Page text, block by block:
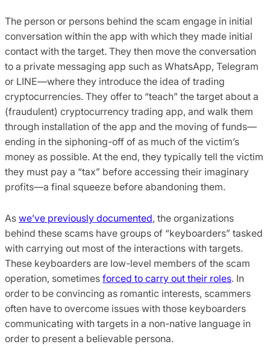
The person or persons behind the scam engage in initial
conversation within the app with which they made initial
contact with the target. They then move the conversation
to a private messaging app such as WhatsApp, Telegram
or LINE—where they introduce the idea of trading
cryptocurrencies. They offer to “teach” the target about a
(fraudulent) cryptocurrency trading app, and walk them
through installation of the app and the moving of funds—
ending in the siphoning-off of as much of the victim’s
money as possible. At the end, they typically tell the victim
they must pay a “tax” before accessing their imaginary
profits—a final squeeze before abandoning them.
As we’ve previously documented, the organizations
behind these scams have groups of “keyboarders” tasked
with carrying out most of the interactions with targets.
These keyboarders are low-level members of the scam
operation, sometimes forced to carry out their roles. In
order to be convincing as romantic interests, scammers
often have to overcome issues with those keyboarders
communicating with targets in a non-native language in
order to present a believable persona.